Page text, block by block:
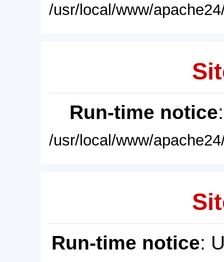
/usr/local/www/
Run-time notice
/usr/local/www/
Run-time notice: